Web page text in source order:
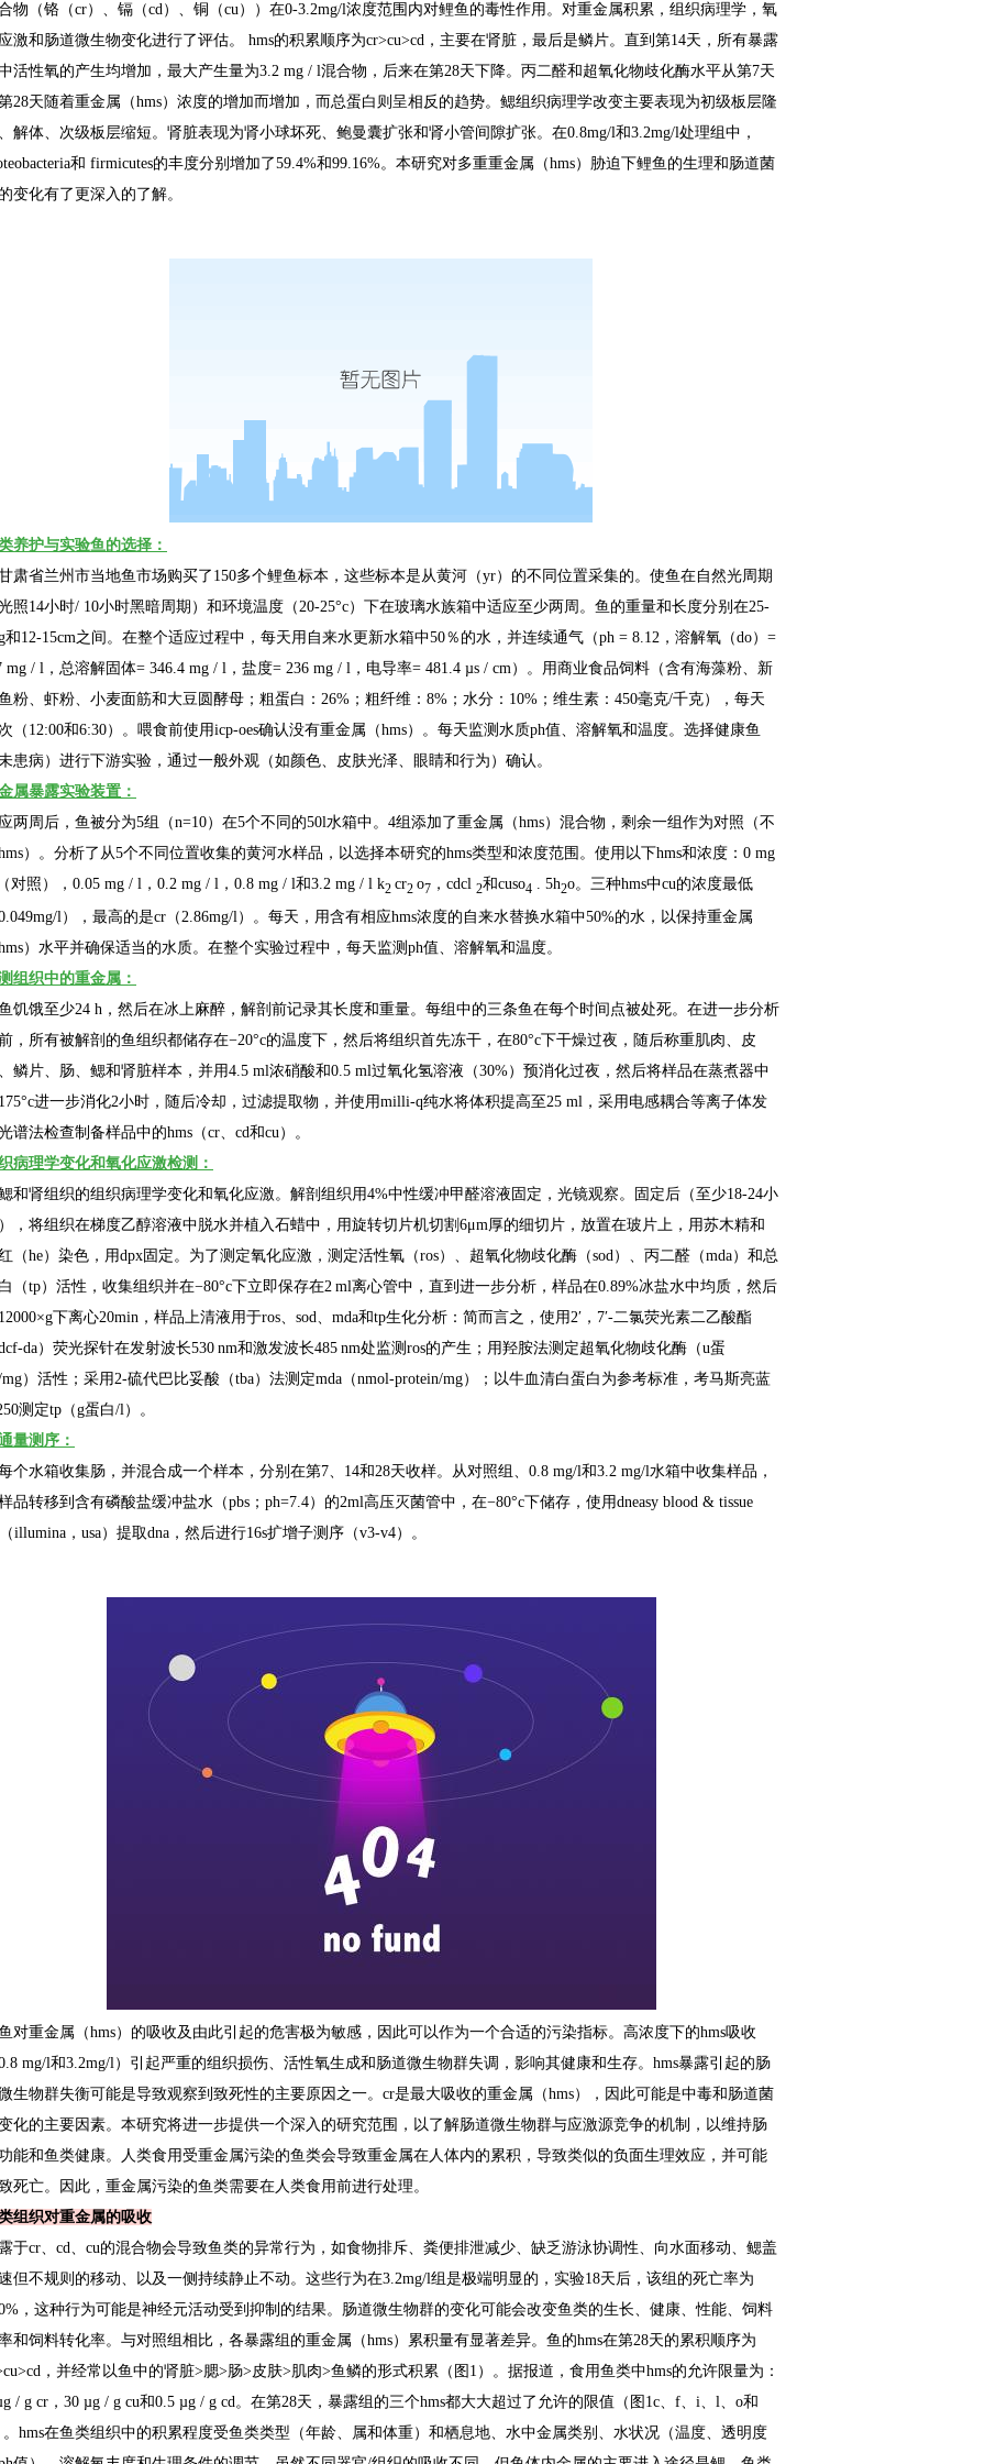
物（铬（cr）、镉（cd）、铜（cu））在0-3.2mg/l浓度范围内对鲤鱼的毒性作用。对重金属积累，组织病理学，氧
激和肠道微生物变化进行了评估。
hms的积累顺序为cr>cu>cd ， 主要在肾脏，最后是鳞片。直到第14天，所有暴露
活性氧的产生均增加，最大产生量为3.2 mg / l混合物，后来在第28天下降。丙二醛和超氧化物歧化酶水平从第7天
28天随着重金属（hms）浓度的增加而增加，而总蛋白则呈相反的趋势。鳃组织病理学改变主要表现为初级板层隆
解体、次级板层缩短。肾脏表现为肾小球坏死、鲍曼囊扩张和肾小管间隙扩张。在0.8mg/l和3.2mg/l处理组中，
和 firmicutes的丰度分别增加了59.4%和99.16%。本研究对多重重金属（hms）胁迫下鲤鱼的生理和肠道菌
变化有了更深入的了解。
养护与实验鱼的选择：
肃省兰州市当地鱼市场购买了150多个鲤鱼标本，这些标本是从黄河（yr）的不同位置采集的。使鱼在自然光周期
光照14小时/ 10小时黑暗周期）和环境温度（20-25°c）下在玻璃水族箱中适应至少两周。鱼的重量和长度分别在25-
和 12-15cm之间。在整个适应过程中，每天用自来水更新水箱中50％的水，并连续通气（ph = 8.12 ，溶解氧（do） =
mg / l ，总溶解固体= 346.4 mg / l ，盐度= 236 mg / l ，电导率= 481.4 µs / cm）。用商业食品饲料（含有海藻粉、新
粉、虾粉、小麦面筋和大豆圆酵母；粗蛋白： 26% ；粗纤维： 8% ；水分： 10% ；维生素： 450毫克/千克），每天
（ 12:00和6:30）。喂食前使用icp-oes确认没有重金属（hms）。每天监测水质ph值、溶解氧和温度。选择健康鱼
未患病）进行下游实验，通过一般外观（如颜色、皮肤光泽、眼睛和行为）确认。
属暴露实验装置：
两周后，鱼被分为5组（n=10）在5个不同的50l水箱中。 4组添加了重金属（hms）混合物，剩余一组作为对照（不
）。分析了从5个不同位置收集的黄河水样品，以选择本研究的hms类型和浓度范围。使用以下hms和浓度： 0 mg
（对照）， 0.05 mg / l ， 0.2 mg / l ， 0.8 mg / l和3.2 mg / l k2 cr2 o7 ， cdcl 2和cuso4 . 5h2o。三种hms中cu的浓度最低
l ），最高的是cr （ 2.86mg/l ）。每天，用含有相应hms浓度的自来水替换水箱中50%的水，以保持重金属
）水平并确保适当的水质。在整个实验过程中，每天监测 ph值、溶解氧和温度。
组织中的重金属：
饥饿至少24 h ，然后在冰上麻醉，解剖前记录其长度和重量。每组中的三条鱼在每个时间点被处死。在进一步分析
，所有被解剖的鱼组织都储存在−20°c的温度下，然后将组织首先冻干，在80°c下干燥过夜，随后称重肌肉、皮
鳞片、肠、鳃和肾脏样本，并用4.5 ml浓硝酸和0.5 ml过氧化氢溶液（30%）预消化过夜，然后将样品在蒸煮器中
175°c进一步消化2小时，随后冷却，过滤提取物，并使用milli-q纯水将体积提高至 25 ml ，采用电感耦合等离子体发
谱法检查制备样品中的hms （cr cd和cu ）。
病理学变化和氧化应激检测：
和肾组织的组织病理学变化和氧化应激。解剖组织用4%中性缓冲甲醛溶液固定，光镜观察。固定后（至少18-24小
，将组织在梯度乙醇溶液中脱水并植入石蜡中，用旋转切片机切割 6μm厚的细切片，放置在玻片上，用苏木精和
（he）染色，用dpx固定。为了测定氧化应激，测定活性氧（ros）、超氧化物歧化酶（sod ）、丙二醛（mda）和总
（tp）活性，收集组织并在−80°c下立即保存在2 ml离心管中，直到进一步分析，样品在0.89%冰盐水中均质，然后
12000×g下离心20min ，样品上清液用于ros sod mda和tp生化分析：简而言之，使用 2ʹ ， 7ʹ-二氯荧光素二乙酸酯
da）荧光探针在发射波长530 nm和激发波长485 nm处监测 ros的产生；用羟胺法测定超氧化物歧化酶（u蛋
）活性；采用 2-硫代巴比妥酸（tba）法测定mda （nmol-protein/mg）；以牛血清白蛋白为参考标准，考马斯亮蓝
测定tp （g蛋白/l ）。
量测序：
个水箱收集肠，并混合成一个样本，分别在第7 14和 28天收样。从对照组、 0.8 mg/l和3.2 mg/l水箱中收集样品，
品转移到含有磷酸盐缓冲盐水（pbs ； ph=7.4）的2ml高压灭菌管中，在−80°c下储存，使用dneasy blood & tissue
（illumina ， usa）提取dna ，然后进行16s扩增子测序（v3-v4）。
对重金属（hms） 的吸收及由此引起的危害极为敏感，因此可以作为一个合适的污染指标。高浓度下的hms吸收
mg/l和3.2mg/l ）引起严重的组织损伤、活性氧生成和肠道微生物群失调，影响其健康和生存。 hms暴露引起的肠
生物群失衡可能是导致观察到致死性的主要原因之一。 cr是最大吸收的重金属（hms）
，因此可能是中毒和肠道菌
化的主要因素。本研究将进一步提供一个深入的研究范围，以了解肠道微生物群与应激源竞争的机制，以维持肠
能和鱼类健康。人类食用受重金属污染的鱼类会导致重金属在人体内的累积，导致类似的负面生理效应，并可能
死亡。因此， 重金属污染的鱼类需要在人类食用前进行处理。
组织对重金属的吸收
于cr cd cu的混合物会导致鱼类的异常行为，如食物排斥、粪便排泄减少、缺乏游泳协调性、向水面移动、鳃盖
但不规则的移动、以及一侧持续静止不动。这些行为在3.2mg/l组是极端明显的，实验18天后，该组的死亡率为
，这种行为可能是神经元活动受到抑制的结果。肠道微生物群的变化可能会改变鱼类的生长、健康、性能、饲料
和饲料转化率。与对照组相比，各暴露组的重金属（hms）累积量有显著差异。鱼的hms在第28天的累积顺序为
，并经常以鱼中的肾脏>腮>肠>皮肤>肌肉>鱼鳞的形式积累（图 1 ）。据报道，食用鱼类中hms的允许限量为：
/ g cr ， 30 µg / g cu和0.5 µg / g cd 。在第28天，暴露组的三个hms都大大超过了允许的限值（图 1c f i l o和
hms在鱼类组织中的积累程度受鱼类类型（年龄、属和体重）和栖息地、水中金属类别、水状况（温度、透明度